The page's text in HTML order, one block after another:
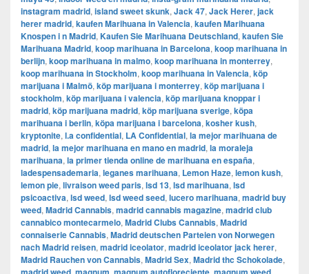
instagram madrid, island sweet skunk, Jack 47, Jack Herer, jack
herer madrid, kaufen Marihuana in Valencia, kaufen Marihuana
Knospen i n Madrid, Kaufen Sie Marihuana Deutschland, kaufen Sie
Marihuana Madrid, koop marihuana in Barcelona, koop marihuana in
berlijn, koop marihuana in malmo, koop marihuana in monterrey,
koop marihuana in Stockholm, ​​koop marihuana in Valencia, köp
marijuana i Malmö, köp marijuana i monterrey, köp marijuana i
stockholm, ​​köp marijuana i valencia, köp marijuana knoppar i
madrid, köp marijuana madrid, köp marijuana sverige, köpa
marihuana i berlin, köpa marijuana i barcelona, kosher kush,
kryptonite, l.a confidential, LA Confidential, la mejor marihuana de
madrid, la mejor marihuana en mano en madrid, la moraleja
marihuana, la primer tienda online de marihuana en españa,
ladespensademaria, leganes marihuana, Lemon Haze, lemon kush,
lemon pie, livraison weed paris, lsd 13, lsd marihuana, lsd
psicoactiva, lsd weed, lsd weed seed, lucero marihuana, madrid buy
weed, Madrid Cannabis, madrid cannabis magazine, madrid club
cannabico montecarmelo, Madrid Clubs Cannabis, Madrid
connaiserie Cannabis, Madrid deutschen Parteien von Norwegen
nach Madrid reisen, madrid iceolator, madrid iceolator jack herer,
Madrid Rauchen von Cannabis, Madrid Sex, Madrid thc Schokolade,